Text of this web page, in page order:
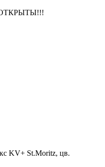
KV+ St.Moritz, цв.